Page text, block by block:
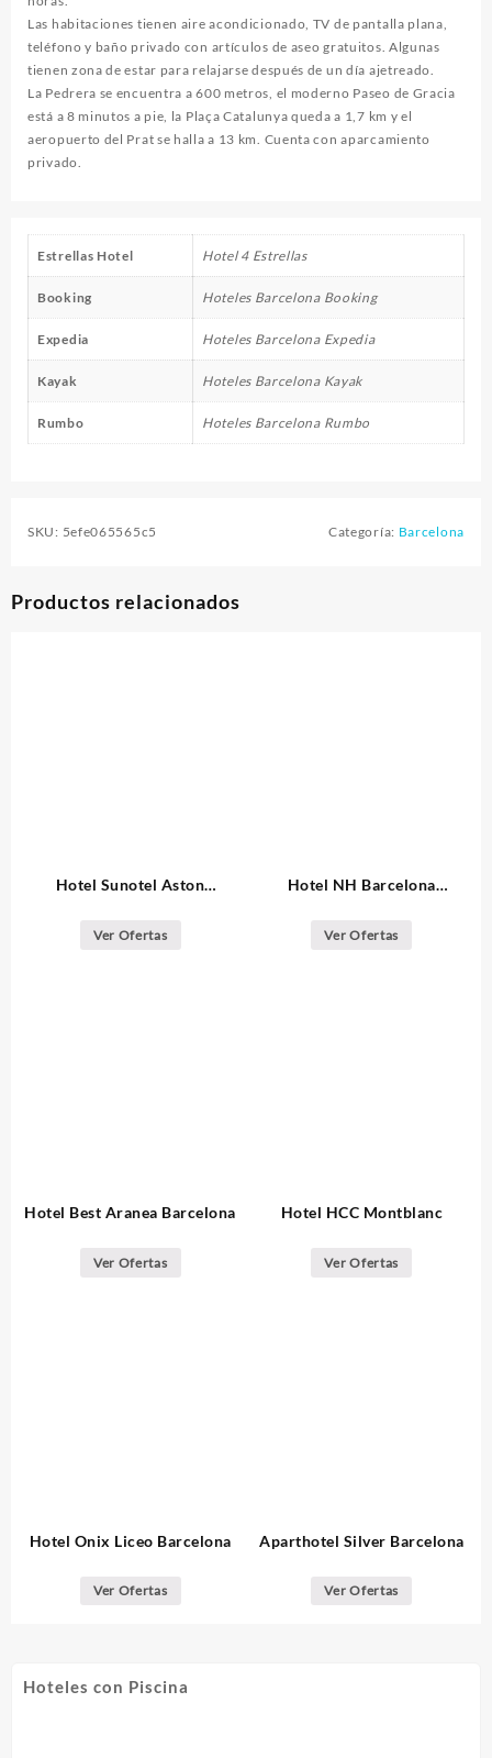
Las habitaciones tienen aire acondicionado, TV de pantalla plana,
teléfono y baño privado con artículos de aseo gratuitos. Algunas
tienen zona de estar para relajarse después de un día ajetreado.
La Pedrera se encuentra a 600 metros, el moderno Paseo de Gracia
está a 8 minutos a pie, la Plaça Catalunya queda a 1,7 km y el
aeropuerto del Prat se halla a 13 km. Cuenta con aparcamiento
privado.
Estrellas Hotel Hotel 4 Estrellas
Booking Hoteles Barcelona Booking
Expedia Hoteles Barcelona Expedia
Kayak Hoteles Barcelona Kayak
Rumbo Hoteles Barcelona Rumbo
SKU: 5efe065565c5 Categoría: Barcelona
Productos relacionados
Hotel Sunotel Aston
Ver Ofertas
Hotel NH Barcelona
Ver Ofertas
Hotel Best Aranea Barcelona
Ver Ofertas
Hotel HCC Montblanc
Ver Ofertas
Hotel Onix Liceo Barcelona
Ver Ofertas
Aparthotel Silver Barcelona
Ver Ofertas
Hoteles con Piscina